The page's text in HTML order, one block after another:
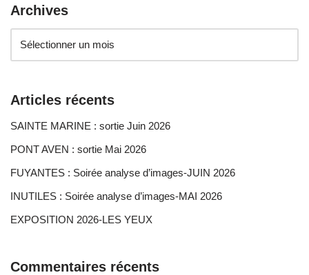
Archives
Articles récents
SAINTE MARINE : sortie Juin 2026
PONT AVEN : sortie Mai 2026
FUYANTES : Soirée analyse d’images-JUIN 2026
INUTILES : Soirée analyse d’images-MAI 2026
EXPOSITION 2026-LES YEUX
Commentaires récents